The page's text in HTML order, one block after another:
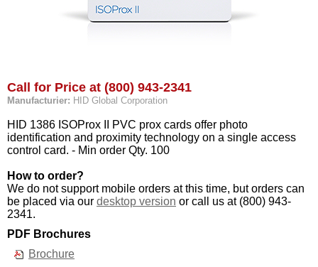
Call for Price at (800) 943-2341
Manufacturier: HID Global Corporation
HID 1386 ISOProx II PVC prox cards offer photo
identification and proximity technology on a single access
control card. - Min order Qty. 100
How to order?
We do not support mobile orders at this time, but orders can
be placed via our desktop version or call us at (800) 943-
2341.
PDF Brochures
Brochure